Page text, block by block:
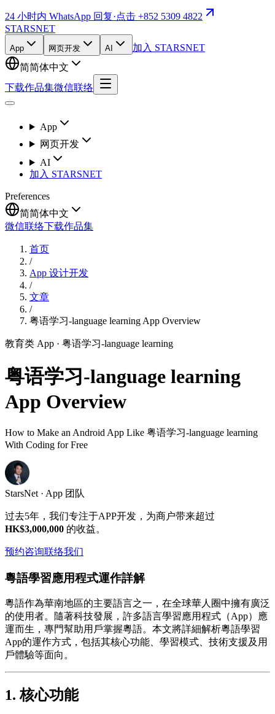
24 小时内 WhatsApp 回复·点击 +852 5309 4822
STARSNET
App 网页开发 AI
加入 STARSNET
简简体中文
下载作品集微信联络
App
网页开发
AI
加入 STARSNET
Preferences
简简体中文
微信联络下载作品集
首页
/
App 设计开发
/
文章
/
粤语学习-language learning App Overview
教育类 App · 粤语学习-language learning
粤语学习-language learning
App Overview
How to Make an Android App Like 粤语学习-language learning
With Coding for Free
StarsNet · App 团队
过去5年，我们专注于APP开发，为商户带来超过
HK$3,000,000 的收益。
预约咨询联络我们
粵語學習應用程式運作詳解
粵語作為華南地區的主要語言之一，在全球華人圈中擁有廣泛
的使用者。隨著科技發展，許多語言學習應用程式（App）應
運而生，專門幫助用戶掌握粵語。本文將詳細解析粵語學習
App的運作方式，包括其核心功能、學習模式、技術支援及用
戶體驗等面向。
1. 核心功能